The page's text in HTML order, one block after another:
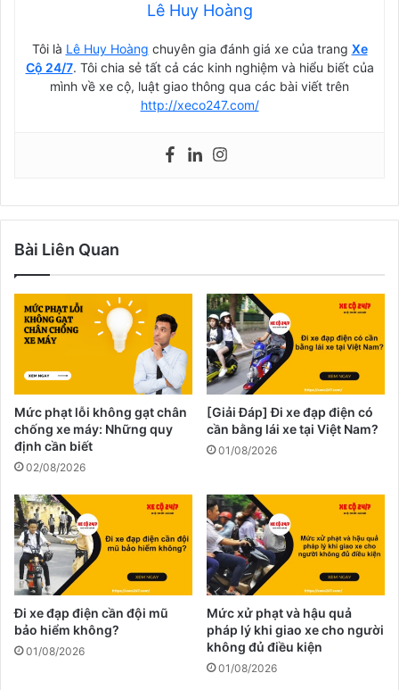
Lê Huy Hoàng
Tôi là Lê Huy Hoàng chuyên gia đánh giá xe của trang Xe
Cộ 24/7. Tôi chia sẻ tất cả các kinh nghiệm và hiểu biết của
mình về xe cộ, luật giao thông qua các bài viết trên
http://xeco247.com/
Bài Liên Quan
Mức phạt lỗi không gạt chân
chống xe máy: Những quy
định cần biết
02/08/2026
[Giải Đáp] Đi xe đạp điện có
cần bằng lái xe tại Việt Nam?
01/08/2026
Đi xe đạp điện cần đội mũ
bảo hiểm không?
01/08/2026
Mức xử phạt và hậu quả
pháp lý khi giao xe cho người
không đủ điều kiện
01/08/2026